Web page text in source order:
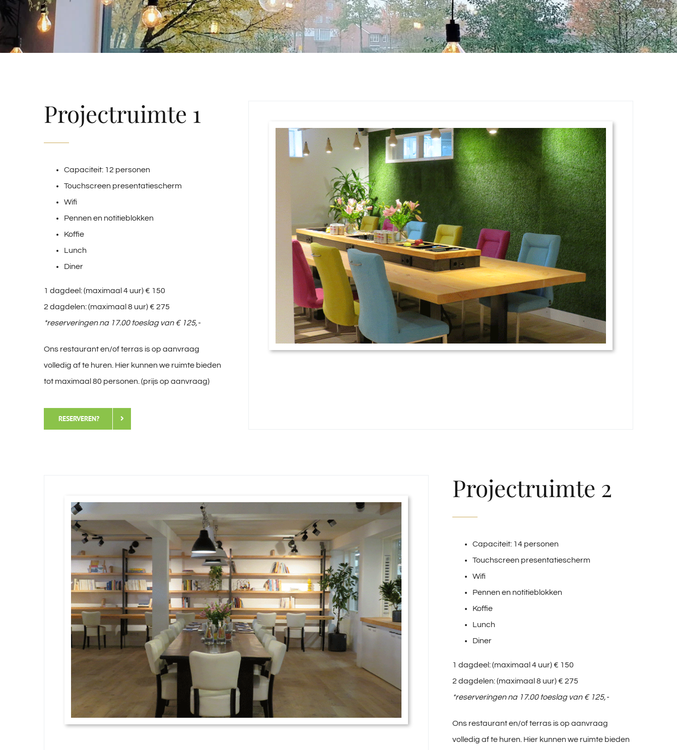
Projectruimte 1
Capaciteit: 12 personen
Touchscreen presentatiescherm
Wifi
Pennen en notitieblokken
Koffie
Lunch
Diner
1 dagdeel: (maximaal 4 uur) € 150
2 dagdelen: (maximaal 8 uur) € 275
*reserveringen na 17.00 toeslag van € 125,-
Ons restaurant en/of terras is op aanvraag
volledig af te huren. Hier kunnen we ruimte bieden
tot maximaal 80 personen. (prijs op aanvraag)
RESERVEREN?
Projectruimte 2
Capaciteit: 14 personen
Touchscreen presentatiescherm
Wifi
Pennen en notitieblokken
Koffie
Lunch
Diner
1 dagdeel: (maximaal 4 uur) € 150
2 dagdelen: (maximaal 8 uur) € 275
*reserveringen na 17.00 toeslag van € 125,-
Ons restaurant en/of terras is op aanvraag
volledig af te huren. Hier kunnen we ruimte bieden